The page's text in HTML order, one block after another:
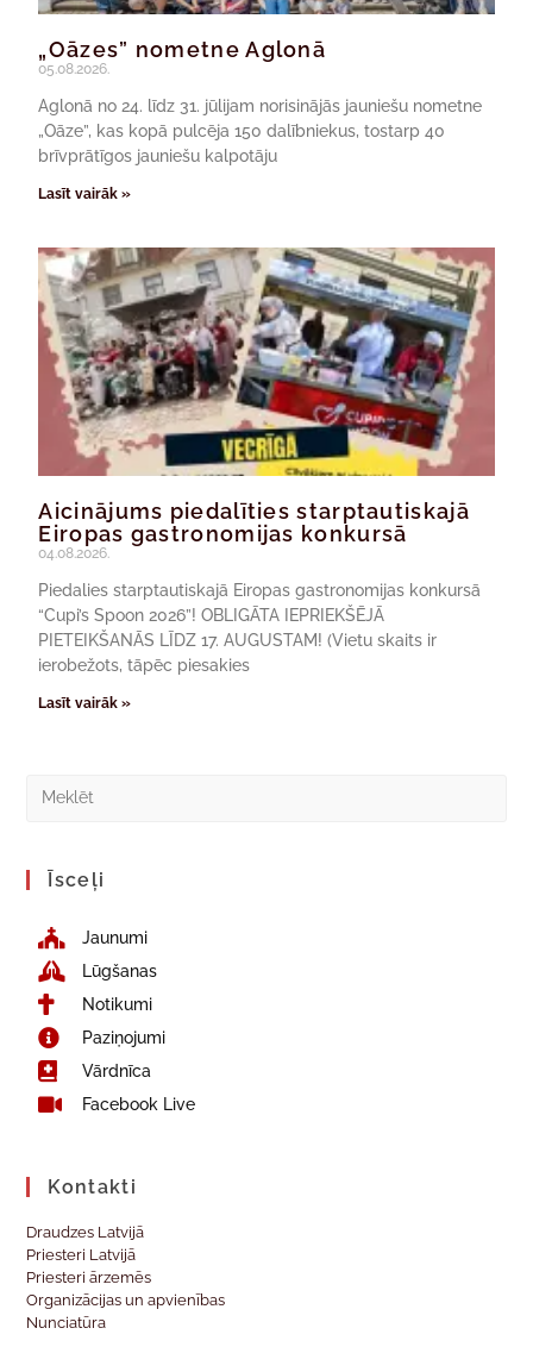
„Oāzes” nometne Aglonā
05.08.2026.
Aglonā no 24. līdz 31. jūlijam norisinājās jauniešu nometne
„Oāze”, kas kopā pulcēja 150 dalībniekus, tostarp 40
brīvprātīgos jauniešu kalpotāju
Lasīt vairāk »
Aicinājums piedalīties starptautiskajā
Eiropas gastronomijas konkursā
04.08.2026.
Piedalies starptautiskajā Eiropas gastronomijas konkursā
“Cupi’s Spoon 2026”! OBLIGĀTA IEPRIEKŠĒJĀ
PIETEIKŠANĀS LĪDZ 17. AUGUSTAM! (Vietu skaits ir
ierobežots, tāpēc piesakies
Lasīt vairāk »
Īsceļi
Jaunumi
Lūgšanas
Notikumi
Paziņojumi
Vārdnīca
Facebook Live
Kontakti
Draudzes Latvijā
Priesteri Latvijā
Priesteri ārzemēs
Organizācijas un apvienības
Nunciatūra